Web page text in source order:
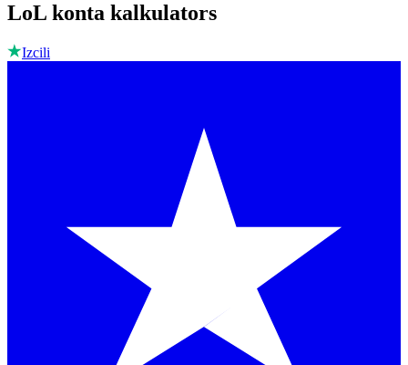
LoL konta kalkulators
Izcili